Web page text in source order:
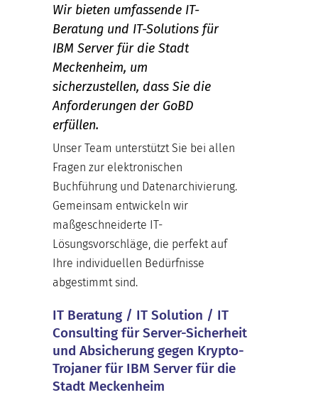
Wir bieten umfassende IT-
Beratung und IT-Solutions für
IBM Server für die Stadt
Meckenheim, um
sicherzustellen, dass Sie die
Anforderungen der GoBD
erfüllen.
Unser Team unterstützt Sie bei allen
Fragen zur elektronischen
Buchführung und Datenarchivierung.
Gemeinsam entwickeln wir
maßgeschneiderte IT-
Lösungsvorschläge, die perfekt auf
Ihre individuellen Bedürfnisse
abgestimmt sind.
IT Beratung / IT Solution / IT
Consulting für Server-Sicherheit
und Absicherung gegen Krypto-
Trojaner für IBM Server für die
Stadt Meckenheim